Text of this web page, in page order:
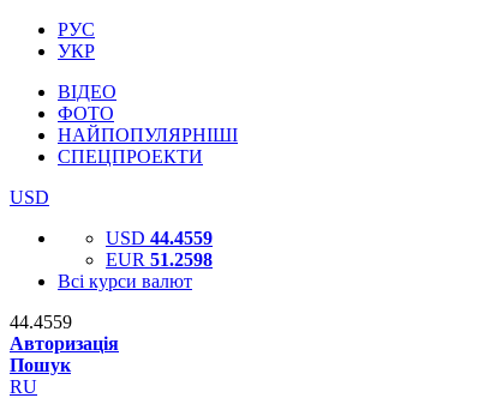
РУС
УКР
ВІДЕО
ФОТО
НАЙПОПУЛЯРНІШІ
СПЕЦПРОЕКТИ
USD
USD 44.4559
EUR 51.2598
Всі курси валют
44.4559
Авторизація
Пошук
RU